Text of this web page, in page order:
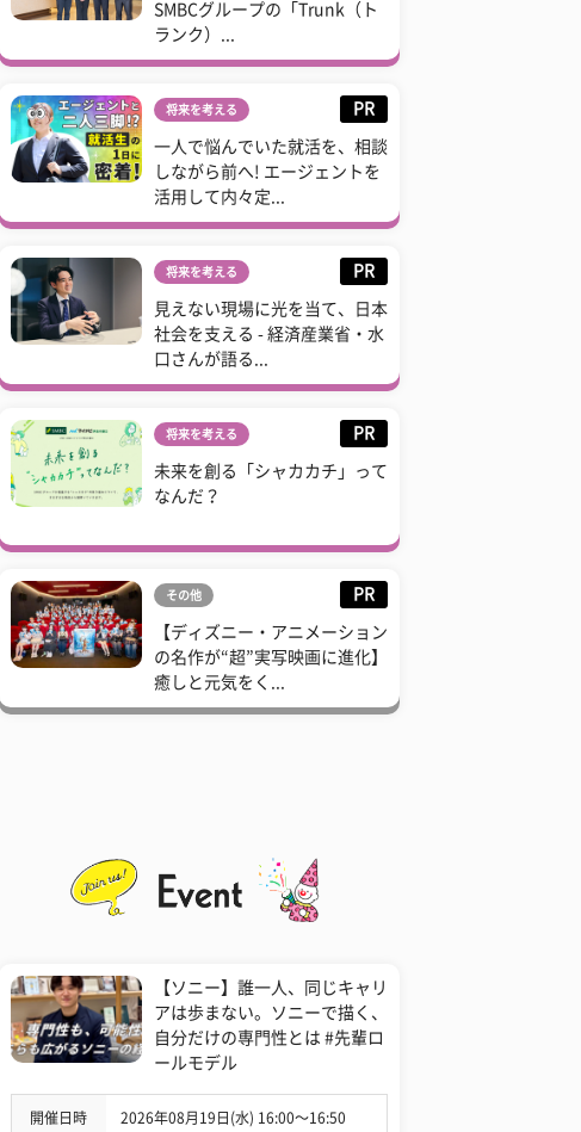
SMBCグループの「Trunk（ト
ランク）...
将来を考える PR
一人で悩んでいた就活を、相談
しながら前へ! エージェントを
活用して内々定...
将来を考える PR
見えない現場に光を当て、日本
社会を支える - 経済産業省・水
口さんが語る...
将来を考える PR
未来を創る「シャカカチ」って
なんだ？
その他 PR
【ディズニー・アニメーション
の名作が“超”実写映画に進化】
癒しと元気をく...
【ソニー】誰一人、同じキャリ
アは歩まない。ソニーで描く、
自分だけの専門性とは #先輩ロ
ールモデル
開催日時 2026年08月19日(水) 16:00〜16:50